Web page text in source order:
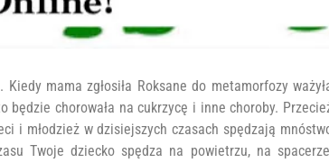
mama zgłosiła Roksane do metamorfozy
chorowała na cukrzycę i inne choroby.
i młodzież w dzisiejszych czasach spędzają
Twoje dziecko spędza na powietrzu, na